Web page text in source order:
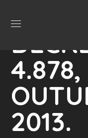
4.878,
2013.